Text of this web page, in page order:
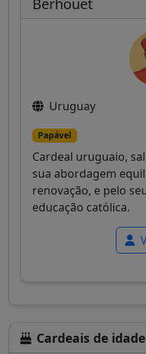
Berhouet
Uruguay
Papável
Cardeal uruguaio,
sua abordagem
renovação, e pelo
educação católica.
Cardeais de